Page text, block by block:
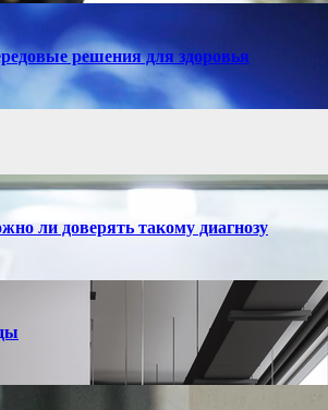
решения для здоровья
ли доверять такому диагнозу